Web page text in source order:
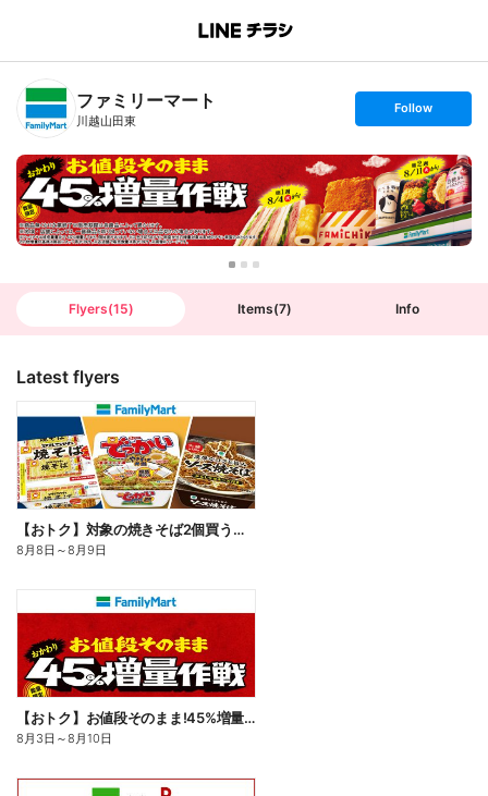
B
n
T
ファミリーマート
川越山田東
s
t
o
l
l
o
w
Follow
Flyers(15) Items(7) Info
Latest flyers
【おトク】対象の焼きそば2個買うと100円引き!
8月8日 ～8月9日
【おトク】お値段そのまま!45%増量作戦!
8月3日 ～8月10日